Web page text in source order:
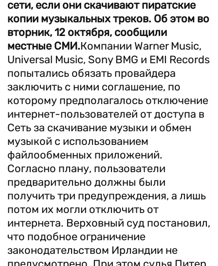
сети, если они скачивают пиратские
копии музыкальных треков. Об этом во
вторник, 12 октября, сообщили
местные СМИ.Компании Warner Music,
Universal Music, Sony BMG и EMI Records
попытались обязать провайдера
заключить с ними соглашение, по
которому предполагалось отключение
интернет-пользователей от доступа в
Сеть за скачивание музыки и обмен
музыкой с использованием
файлообменных приложений.
Согласно плану, пользователи
предварительно должны были
получить три предупреждения, а лишь
потом их могли отключить от
интернета. Верховный суд постановил,
что подобное ограничение
законодательством Ирландии не